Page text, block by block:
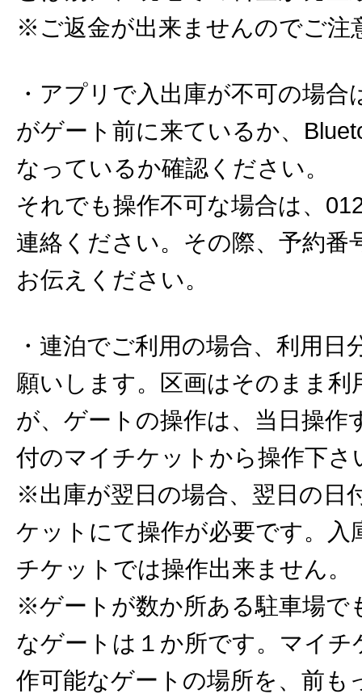
※ご返金が出来ませんのでご注
・アプリで入出庫が不可の場合
がゲート前に来ているか、
なっているか確認ください。
それでも操作不可な場合は、
連絡ください。その際、予約番
お伝えください。
・連泊でご利用の場合、利用日
願いします。区画はそのまま利
が、ゲートの操作は、当日操作
付のマイチケットから操作下さ
※出庫が翌日の場合、翌日の日
ケットにて操作が必要です。入
チケットでは操作出来ません。
※ゲートが数か所ある駐車場で
なゲートは１か所です。マイチ
作可能なゲートの場所を、前も